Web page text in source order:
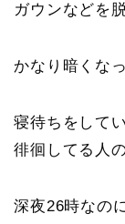
ガウンなどを
かなり暗くな
寝待ちをして
徘徊してる人
深夜26時なの